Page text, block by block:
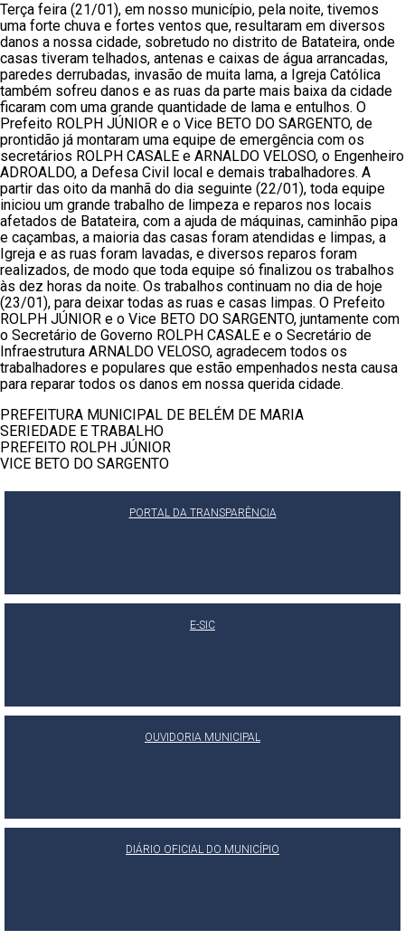
Terça feira (21/01), em nosso município, pela noite, tivemos
uma forte chuva e fortes ventos que, resultaram em diversos
danos a nossa cidade, sobretudo no distrito de Batateira, onde
casas tiveram telhados, antenas e caixas de água arrancadas,
paredes derrubadas, invasão de muita lama, a Igreja Católica
também sofreu danos e as ruas da parte mais baixa da cidade
ficaram com uma grande quantidade de lama e entulhos. O
Prefeito ROLPH JÚNIOR e o Vice BETO DO SARGENTO, de
prontidão já montaram uma equipe de emergência com os
secretários ROLPH CASALE e ARNALDO VELOSO, o Engenheiro
ADROALDO, a Defesa Civil local e demais trabalhadores. A
partir das oito da manhã do dia seguinte (22/01), toda equipe
iniciou um grande trabalho de limpeza e reparos nos locais
afetados de Batateira, com a ajuda de máquinas, caminhão pipa
e caçambas, a maioria das casas foram atendidas e limpas, a
Igreja e as ruas foram lavadas, e diversos reparos foram
realizados, de modo que toda equipe só finalizou os trabalhos
às dez horas da noite. Os trabalhos continuam no dia de hoje
(23/01), para deixar todas as ruas e casas limpas. O Prefeito
ROLPH JÚNIOR e o Vice BETO DO SARGENTO, juntamente com
o Secretário de Governo ROLPH CASALE e o Secretário de
Infraestrutura ARNALDO VELOSO, agradecem todos os
trabalhadores e populares que estão empenhados nesta causa
para reparar todos os danos em nossa querida cidade.
PREFEITURA MUNICIPAL DE BELÉM DE MARIA
SERIEDADE E TRABALHO
PREFEITO ROLPH JÚNIOR
VICE BETO DO SARGENTO
PORTAL DA TRANSPARÊNCIA
E-SIC
OUVIDORIA MUNICIPAL
DIÁRIO OFICIAL DO MUNICÍPIO